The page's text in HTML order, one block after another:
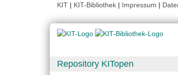
KIT | KIT-Bibliothek | Impressum |
Repository KITopen